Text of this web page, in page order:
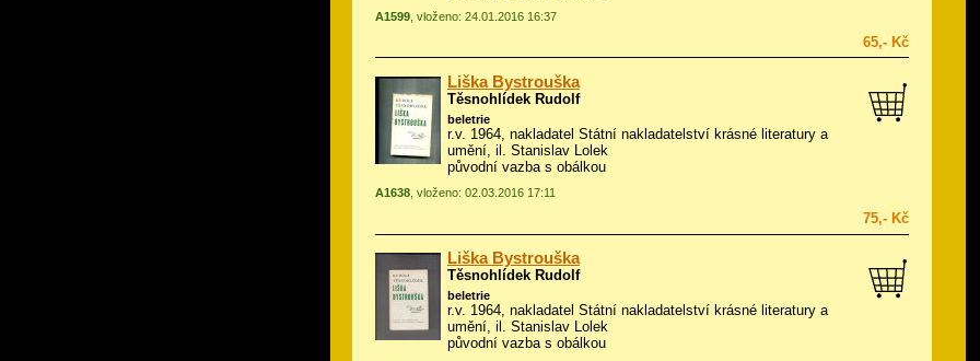
A1599 , vloženo: 24.01.2016 16:37
65,- Kč
Liška Bystrouška
Těsnohlídek Rudolf
beletrie
r.v. 1964, nakladatel Státní nakladatelství krásné literatury a
umění, il. Stanislav Lolek
původní vazba s obálkou
A1638 , vloženo: 02.03.2016 17:11
75,- Kč
Liška Bystrouška
Těsnohlídek Rudolf
beletrie
r.v. 1964, nakladatel Státní nakladatelství krásné literatury a
umění, il. Stanislav Lolek
původní vazba s obálkou